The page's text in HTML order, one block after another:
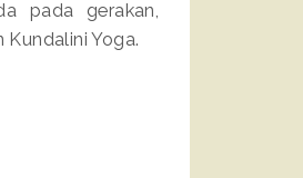
pada gerakan,
Kundalini Yoga.